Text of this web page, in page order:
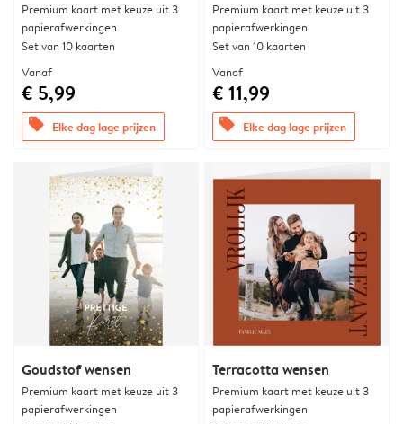
Premium kaart met keuze uit 3
papierafwerkingen
Set van 10 kaarten
Vanaf
€ 5,99
offers Elke dag lage prijzen
Premium kaart met keuze uit 3
papierafwerkingen
Set van 10 kaarten
Vanaf
€ 11,99
offers Elke dag lage prijzen
Goudstof wensen
Premium kaart met keuze uit 3
papierafwerkingen
Terracotta wensen
Premium kaart met keuze uit 3
papierafwerkingen